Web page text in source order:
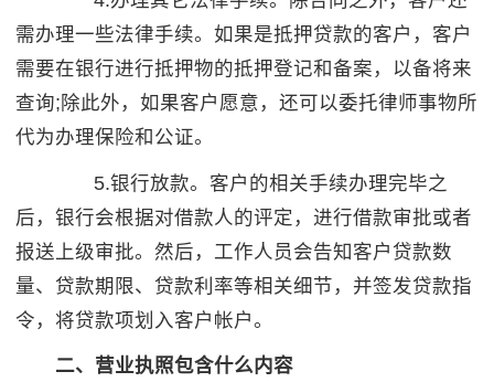
需办理一些法律手续。如果是抵押贷款的客户，客户
需要在银行进行抵押物的抵押登记和备案，以备将来
查询;除此外，如果客户愿意，还可以委托律师事物所
代为办理保险和公证。
5.银行放款。客户的相关手续办理完毕之
后，银行会根据对借款人的评定，进行借款审批或者
报送上级审批。然后，工作人员会告知客户贷款数
量、贷款期限、贷款利率等相关细节，并签发贷款指
令，将贷款项划入客户帐户。
二、营业执照包含什么内容